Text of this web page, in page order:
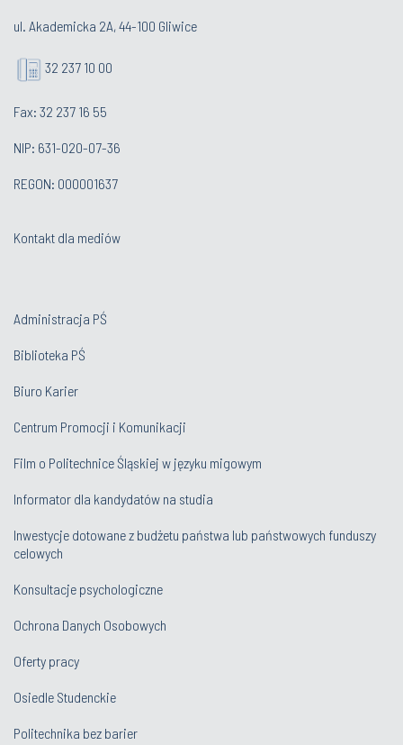
ul. Akademicka 2A, 44-100 Gliwice
32 237 10 00
Fax: 32 237 16 55
NIP: 631-020-07-36
REGON: 000001637
Kontakt dla mediów
Administracja PŚ
Biblioteka PŚ
Biuro Karier
Centrum Promocji i Komunikacji
Film o Politechnice Śląskiej w języku migowym
Informator dla kandydatów na studia
Inwestycje dotowane z budżetu państwa lub państwowych funduszy
celowych
Konsultacje psychologiczne
Ochrona Danych Osobowych
Oferty pracy
Osiedle Studenckie
Politechnika bez barier